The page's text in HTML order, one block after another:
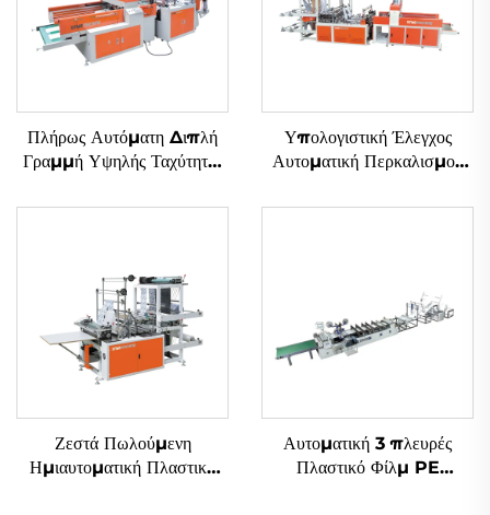
Πλήρως Αυτόματη Διπλή
Γραμμή Υψηλής Ταχύτητας
από Πλαστικά με Εικόνα T-
Υπολογιστική Έλεγχος
Αυτοματική Περκαλισμού
Τσαντ Μηχανή
Ζεστά Πωλούμενη
Ημιαυτοματική Πλαστική
Αυτοματική 3 πλευρές
Πλαστικό Φίλμ PE